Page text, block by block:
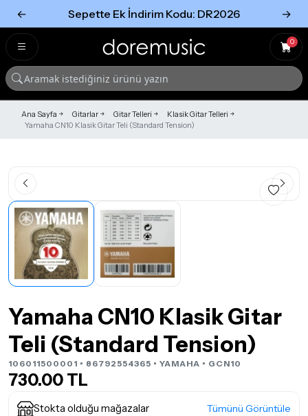
← Sepette Ek İndirim Kodu: DR2026 →
0
Ana Sayfa Gitarlar Gitar Telleri
Klasik Gitar Telleri
Yamaha CN10 Klasik Gitar Teli (Standard Tension)
Yamaha CN10 Klasik Gitar
Teli (Standard Tension)
106011500001 • 86792554365 • YAMAHA • GCN10
730.00 TL
Stokta olduğu mağazalar Tümünü Görüntüle
Tümünü Gör
Tümünü gör